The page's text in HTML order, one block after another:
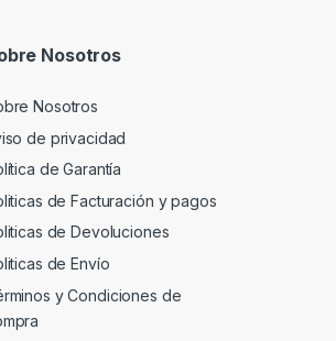
Nosotros
Nosotros
de privacidad
de Garantía
de Facturación y pagos
de Devoluciones
de Envío
y Condiciones de